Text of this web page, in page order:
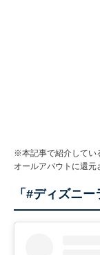
※本記事で紹介してい
オールアバウトに還元
「#ディズニー